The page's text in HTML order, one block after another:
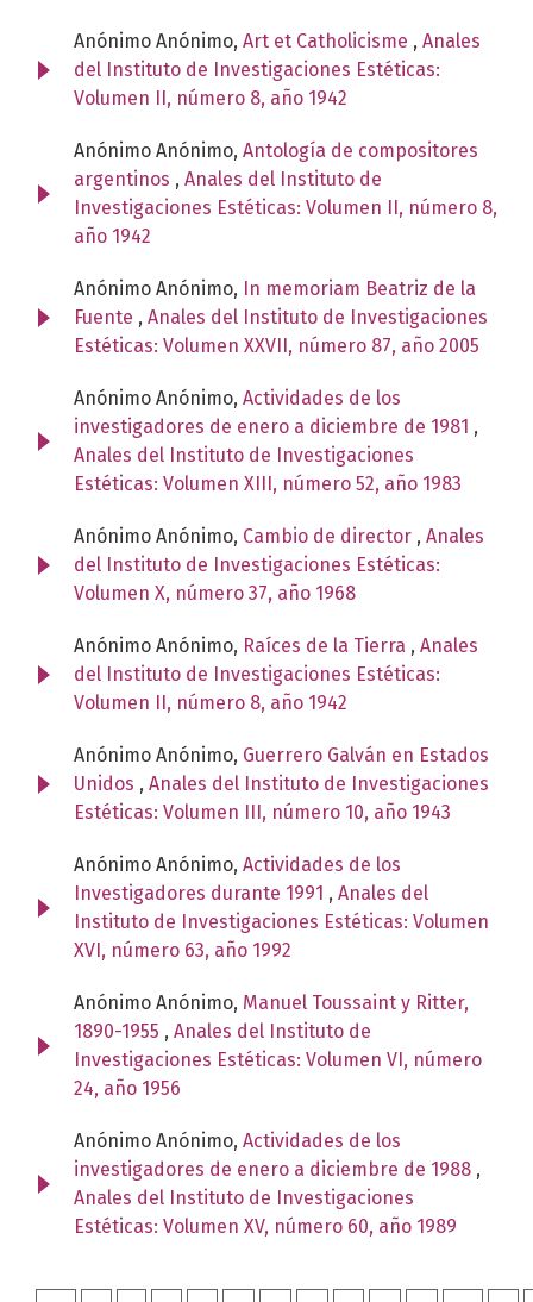
Anónimo Anónimo, Art et Catholicisme , Anales
del Instituto de Investigaciones Estéticas:
Volumen II, número 8, año 1942
Anónimo Anónimo, Antología de compositores
argentinos , Anales del Instituto de
Investigaciones Estéticas: Volumen II, número 8,
año 1942
Anónimo Anónimo, In memoriam Beatriz de la
Fuente , Anales del Instituto de Investigaciones
Estéticas: Volumen XXVII, número 87, año 2005
Anónimo Anónimo, Actividades de los
investigadores de enero a diciembre de 1981 ,
Anales del Instituto de Investigaciones
Estéticas: Volumen XIII, número 52, año 1983
Anónimo Anónimo, Cambio de director , Anales
del Instituto de Investigaciones Estéticas:
Volumen X, número 37, año 1968
Anónimo Anónimo, Raíces de la Tierra , Anales
del Instituto de Investigaciones Estéticas:
Volumen II, número 8, año 1942
Anónimo Anónimo, Guerrero Galván en Estados
Unidos , Anales del Instituto de Investigaciones
Estéticas: Volumen III, número 10, año 1943
Anónimo Anónimo, Actividades de los
Investigadores durante 1991 , Anales del
Instituto de Investigaciones Estéticas: Volumen
XVI, número 63, año 1992
Anónimo Anónimo, Manuel Toussaint y Ritter,
1890-1955 , Anales del Instituto de
Investigaciones Estéticas: Volumen VI, número
24, año 1956
Anónimo Anónimo, Actividades de los
investigadores de enero a diciembre de 1988 ,
Anales del Instituto de Investigaciones
Estéticas: Volumen XV, número 60, año 1989